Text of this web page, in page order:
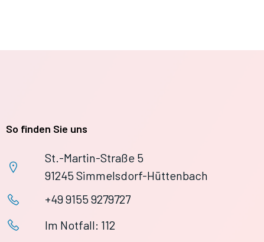
So finden Sie uns
St.-Martin-Straße 5
91245 Simmelsdorf-Hüttenbach
+49 9155 9279727
Im Notfall: 112